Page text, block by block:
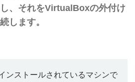
、それをVirtualBoxの外付け
します。
ンストールされているマシンで